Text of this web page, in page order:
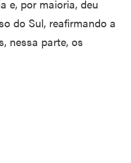
e, por maioria, deu
do Sul, reafirmando a
nessa parte, os